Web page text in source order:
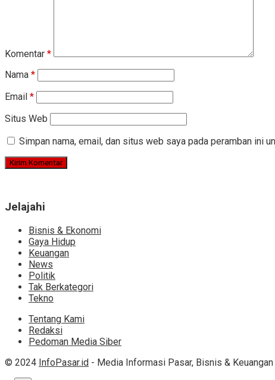
Komentar *
Nama *
Email *
Situs Web
Simpan nama, email, dan situs web saya pada peramban ini
Jelajahi
Bisnis & Ekonomi
Gaya Hidup
Keuangan
News
Politik
Tak Berkategori
Tekno
Tentang Kami
Redaksi
Pedoman Media Siber
© 2024 InfoPasar.id - Media Informasi Pasar, Bisnis & Keuangan